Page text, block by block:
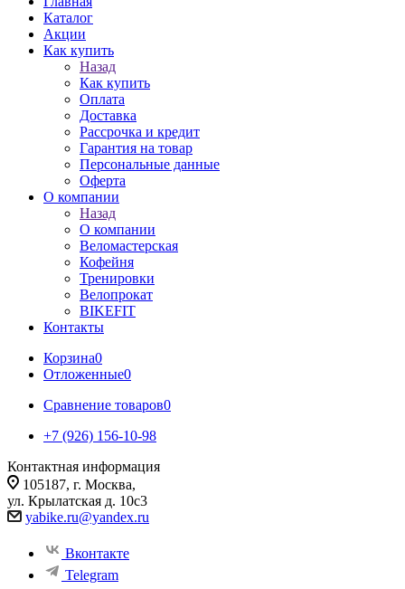
Каталог
Акции
Как купить
Назад
Как купить
Оплата
Доставка
Рассрочка и кредит
Гарантия на товар
Персональные данные
Оферта
О компании
Назад
О компании
Веломастерская
Кофейня
Тренировки
Велопрокат
BIKEFIT
Контакты
Корзина0
Отложенные0
Сравнение товаров0
+7 (926) 156-10-98
Контактная информация
105187, г. Москва,
ул. Крылатская д. 10с3
yabike.ru@yandex.ru
Вконтакте
Telegram